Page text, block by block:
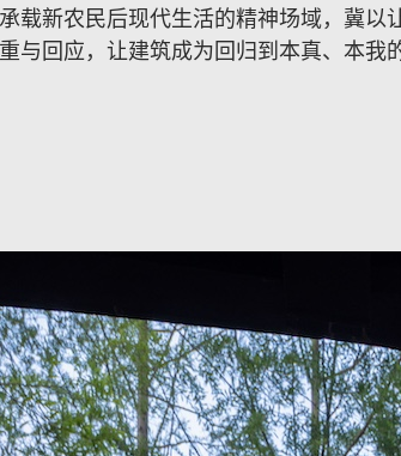
载新农民后现代生活的精神场域，冀以
与回应，让建筑成为回归到本真、本我